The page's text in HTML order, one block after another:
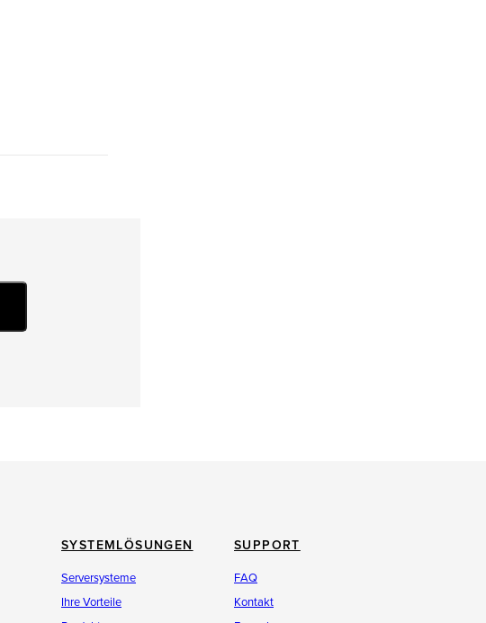
SYSTEMLÖSUNGEN
Serversysteme
Ihre Vorteile
SUPPORT
FAQ
Kontakt